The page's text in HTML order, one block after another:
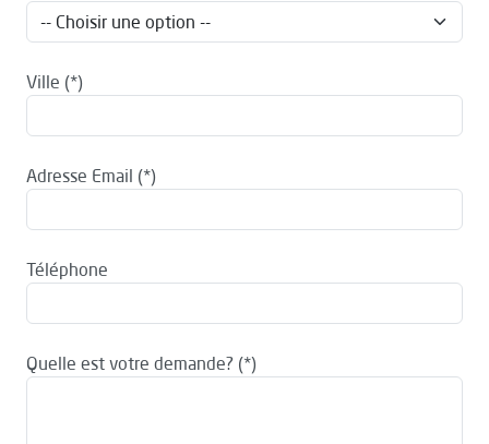
Ville
Adresse Email
Téléphone
Quelle est votre demande?